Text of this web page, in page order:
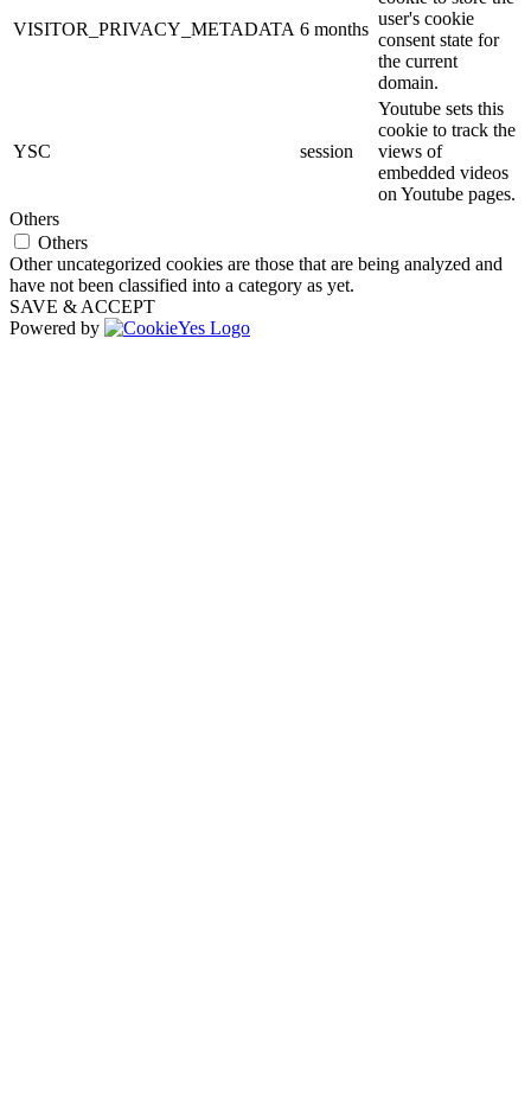
VISITOR_PRIVACY_METADATA 6 months
user's cookie
consent state for
the current
domain.
YSC session
Youtube sets this
cookie to track the
views of
embedded videos
on Youtube pages.
Others
Others
Other uncategorized cookies are those that are being analyzed and
have not been classified into a category as yet.
SAVE & ACCEPT
Powered by